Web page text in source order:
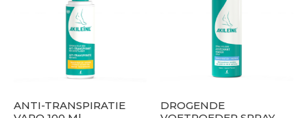
ANTI-TRANSPIRATIE
DROGENDE